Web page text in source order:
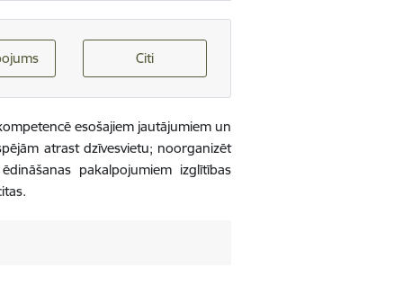
Citi
esošajiem jautājumiem un
atrast dzīvesvietu; noorganizēt
pakalpojumiem izglītības